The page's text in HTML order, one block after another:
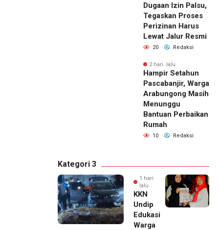
Dugaan Izin Palsu,
Tegaskan Proses
Perizinan Harus
Lewat Jalur Resmi
20 Redaksi
2 hari lalu
Hampir Setahun
Pascabanjir, Warga
Arabungong Masih
Menunggu
Bantuan Perbaikan
Rumah
10 Redaksi
Kategori 3
1 hari
lalu
KKN
Undip
Edukasi
Warga